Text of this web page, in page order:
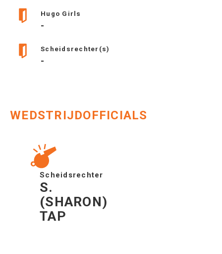
Hugo Girls
-
Scheidsrechter(s)
-
WEDSTRIJDOFFICIALS
Scheidsrechter
S.
(SHARON)
TAP